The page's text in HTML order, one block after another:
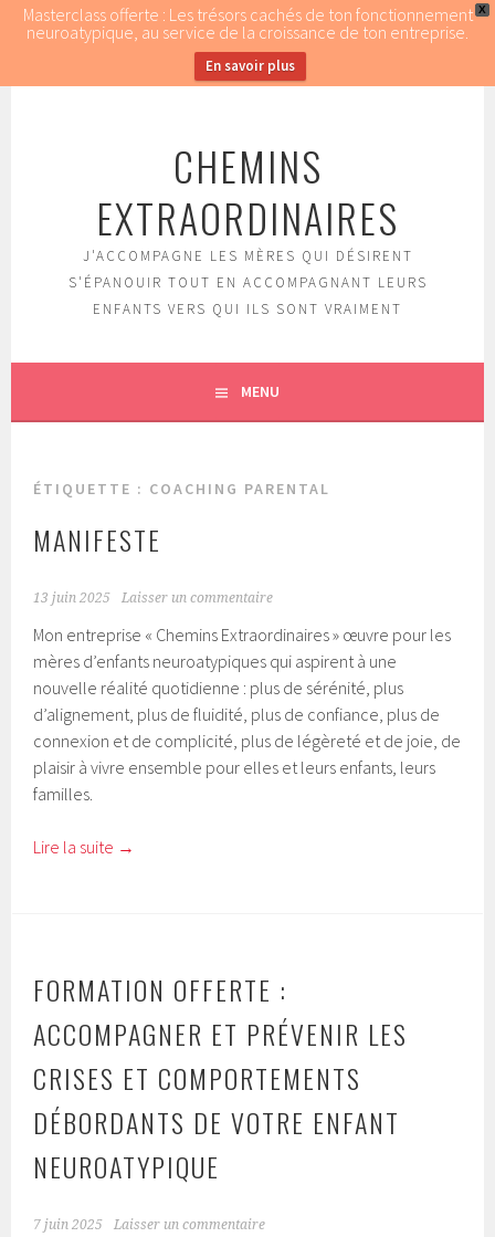
X
Masterclass offerte : Les trésors cachés de ton fonctionnement
neuroatypique, au service de la croissance de ton entreprise.
En savoir plus
CHEMINS
EXTRAORDINAIRES
J'ACCOMPAGNE LES MÈRES QUI DÉSIRENT
S'ÉPANOUIR TOUT EN ACCOMPAGNANT LEURS
ENFANTS VERS QUI ILS SONT VRAIMENT
MENU
ÉTIQUETTE : COACHING PARENTAL
MANIFESTE
13 juin 2025 Laisser un commentaire
Mon entreprise « Chemins Extraordinaires » œuvre pour les
mères d’enfants neuroatypiques qui aspirent à une
nouvelle réalité quotidienne : plus de sérénité, plus
d’alignement, plus de fluidité, plus de confiance, plus de
connexion et de complicité, plus de légèreté et de joie, de
plaisir à vivre ensemble pour elles et leurs enfants, leurs
familles.
Lire la suite →
FORMATION OFFERTE :
ACCOMPAGNER ET PRÉVENIR LES
CRISES ET COMPORTEMENTS
DÉBORDANTS DE VOTRE ENFANT
NEUROATYPIQUE
7 juin 2025 Laisser un commentaire